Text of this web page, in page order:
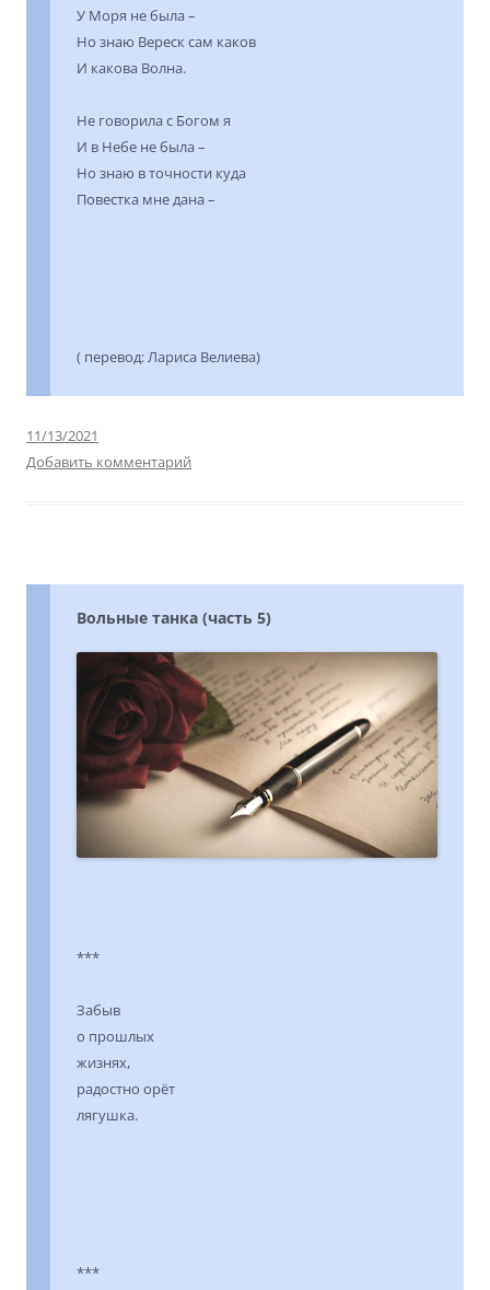
У Моря не была –
Но знаю Вереск сам каков
И какова Волна.
Не говорила с Богом я
И в Небе не была –
Но знаю в точности куда
Повестка мне дана –
( перевод: Лариса Велиева)
11/13/2021
Добавить комментарий
Вольные танка (часть 5)
***
Забыв
о прошлых
жизнях,
радостно орёт
лягушка.
***